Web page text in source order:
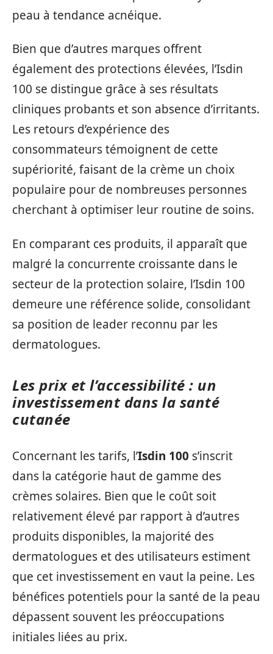
peau à tendance acnéique.
Bien que d’autres marques offrent
également des protections élevées, l’Isdin
100 se distingue grâce à ses résultats
cliniques probants et son absence d’irritants.
Les retours d’expérience des
consommateurs témoignent de cette
supériorité, faisant de la crème un choix
populaire pour de nombreuses personnes
cherchant à optimiser leur routine de soins.
En comparant ces produits, il apparaît que
malgré la concurrente croissante dans le
secteur de la protection solaire, l’Isdin 100
demeure une référence solide, consolidant
sa position de leader reconnu par les
dermatologues.
Les prix et l’accessibilité : un
investissement dans la santé
cutanée
Concernant les tarifs, l’Isdin 100 s’inscrit
dans la catégorie haut de gamme des
crèmes solaires. Bien que le coût soit
relativement élevé par rapport à d’autres
produits disponibles, la majorité des
dermatologues et des utilisateurs estiment
que cet investissement en vaut la peine. Les
bénéfices potentiels pour la santé de la peau
dépassent souvent les préoccupations
initiales liées au prix.